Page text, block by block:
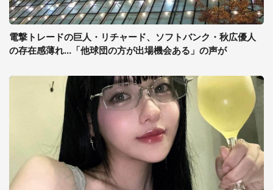
電撃トレードの巨人・リチャード、ソフトバンク・秋広優人
の存在感薄れ...「他球団の方が出場機会ある」の声が